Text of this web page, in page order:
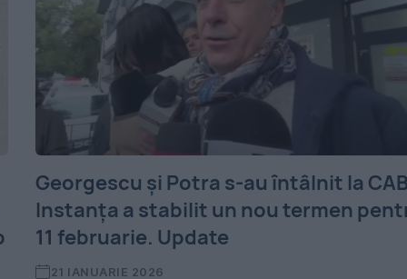
Georgescu și Potra s-au întâlnit la
Instanța a stabilit un nou termen
11 februarie. Update
21 IANUARIE 2026